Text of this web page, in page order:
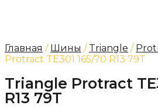
Главная / Шины / Triangle /
Protract TE301 165/70 R13 79T
Triangle Protract
R13 79T